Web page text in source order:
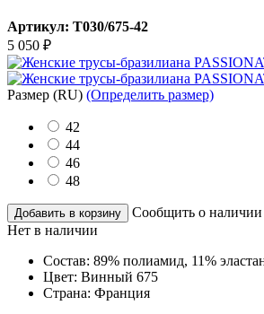
Артикул: T030/675-42
5 050 ₽
Размер (RU) (Определить размер)
42
44
46
48
Добавить в корзину
Сообщить о наличии
Нет в наличии
Состав: 89% полиамид, 11%
Цвет: Винный 675
Страна: Франция